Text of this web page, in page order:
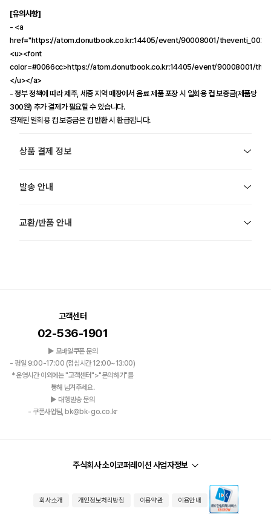
[유의사항]
- <a
href="https://atom.donutbook.co.kr:14405/event/90008001/
<u><font
color=#0066cc>https://atom.donutbook.co.kr:14405/event/90008001/
</u></a>
- 정부 정책에 따라 제주, 세종 지역 매장에서 음료 제품 포장 시 일회용 컵 보증금(제품당
300원) 추가 결제가 필요할 수 있습니다.
결제된 일회용 컵 보증금은 컵 반환 시 환급됩니다.
상품 결제 정보
발송 안내
교환/반품 안내
고객센터
02-536-1901
▶ 모바일쿠폰 문의
- 평일 9:00-17:00 (점심시간 12:00~13:00)
*운영시간 이외에는 "고객센터">"문의하기"를
통해 남겨주세요.
▶ 대행발송 문의
- 쿠폰사업팀, bk@bk-go.co.kr
주식회사 소이코퍼레이션 사업자정보
회사소개 개인정보처리방침 이용약관 이용안내